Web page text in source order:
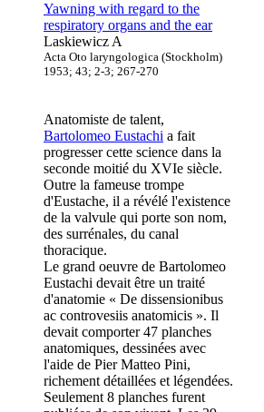
Yawning with regard to the
respiratory organs and the ear
Laskiewicz A
Acta Oto laryngologica (Stockholm)
1953; 43; 2-3; 267-270
Anatomiste de talent,
Bartolomeo Eustachi a fait
progresser cette science dans la
seconde moitié du XVIe siècle.
Outre la fameuse trompe
d'Eustache, il a révélé l'existence
de la valvule qui porte son nom,
des surrénales, du canal
thoracique.
Le grand oeuvre de Bartolomeo
Eustachi devait être un traité
d'anatomie « De dissensionibus
ac controvesiis anatomicis ». Il
devait comporter 47 planches
anatomiques, dessinées avec
l'aide de Pier Matteo Pini,
richement détaillées et légendées.
Seulement 8 planches furent